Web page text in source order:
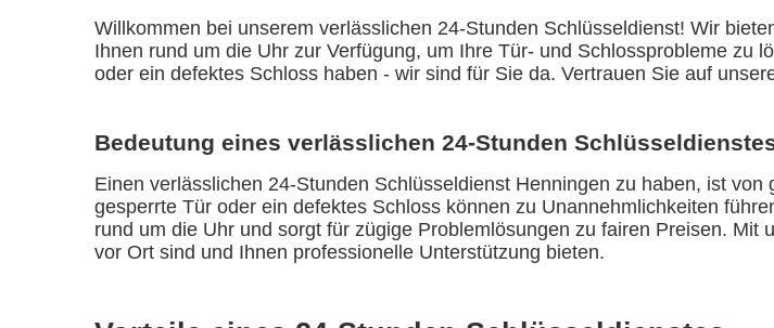
Willkommen bei unserem verlässlichen 24-Stunden Schlüsseldienst! Wir
Ihnen rund um die Uhr zur Verfügung, um Ihre Tür- und Schlossprobleme zu
oder ein defektes Schloss haben - wir sind für Sie da. Vertrauen Sie auf
Bedeutung eines verlässlichen 24-Stunden
Einen verlässlichen 24-Stunden Schlüsseldienst Henningen zu haben, ist
gesperrte Tür oder ein defektes Schloss können zu Unannehmlichkeiten
rund um die Uhr und sorgt für zügige Problemlösungen zu fairen Preisen.
vor Ort sind und Ihnen professionelle Unterstützung bieten.